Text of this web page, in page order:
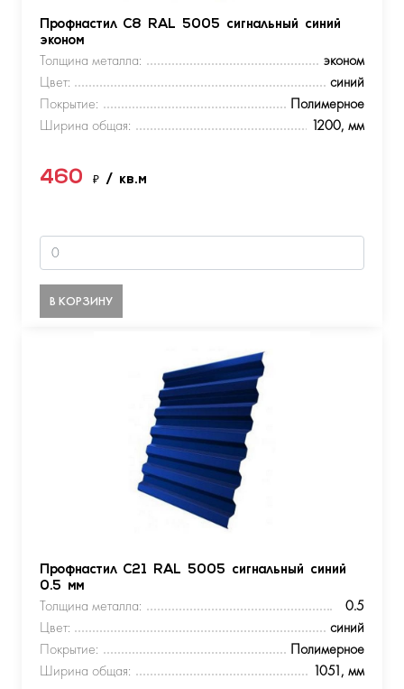
Профнастил С8 RAL 5005 сигнальный синий
эконом
Толщина металла:
эконом
Цвет:
синий
Покрытие:
Полимерное
Ширина общая:
1200, мм
460 ₽ / кв.м
В КОРЗИНУ
Профнастил С21 RAL 5005 сигнальный синий
0.5 мм
Толщина металла:
0.5
Цвет:
синий
Покрытие:
Полимерное
Ширина общая:
1051, мм